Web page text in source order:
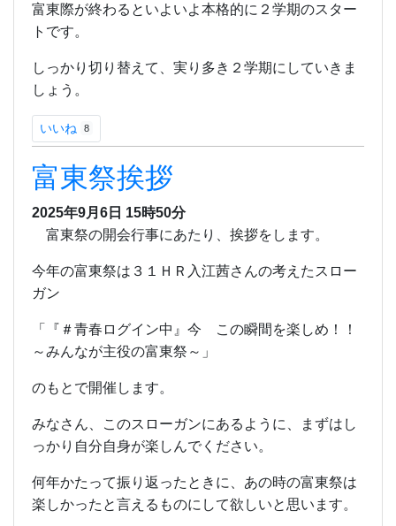
富東際が終わるといよいよ本格的に２学期のスター
トです。
しっかり切り替えて、実り多き２学期にしていきま
しょう。
いいね 8
富東祭挨拶
2025年9月6日 15時50分
富東祭の開会行事にあたり、挨拶をします。
今年の富東祭は３１ＨＲ入江茜さんの考えたスロー
ガン
「『＃青春ログイン中』今 この瞬間を楽しめ！！
～みんなが主役の富東祭～」
のもとで開催します。
みなさん、このスローガンにあるように、まずはし
っかり自分自身が楽しんでください。
何年かたって振り返ったときに、あの時の富東祭は
楽しかったと言えるものにして欲しいと思います。